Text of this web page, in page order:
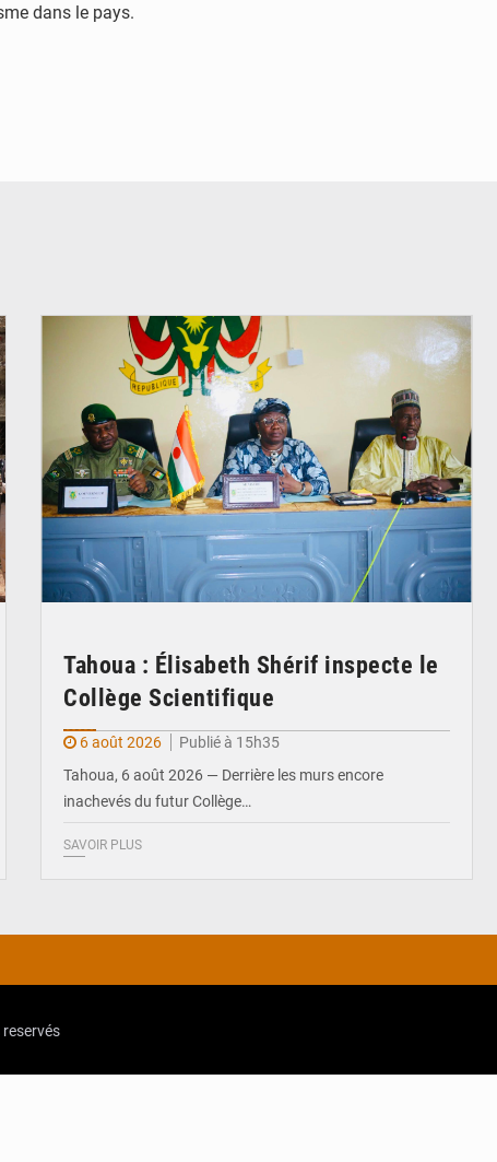
dans le pays.
Tahoua : Élisabeth Shérif inspecte le
Collège Scientifique
6 août 2026
Publié à 15h35
Tahoua, 6 août 2026 — Derrière les murs encore
inachevés du futur Collège…
SAVOIR PLUS